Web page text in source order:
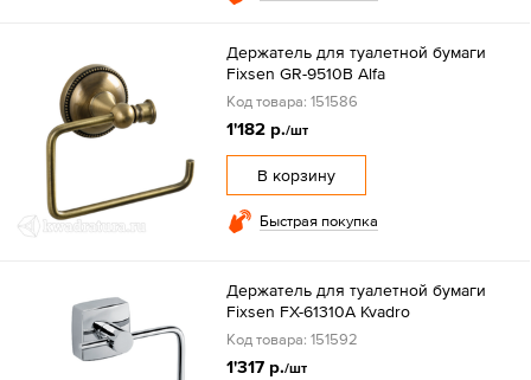
Держатель для туалетной бумаги
Fixsen GR-9510B Alfa
Код товара: 151586
1'182 р./шт
В корзину
Быстрая покупка
Держатель для туалетной бумаги
Fixsen FX-61310A Kvadro
Код товара: 151592
1'317 р./шт